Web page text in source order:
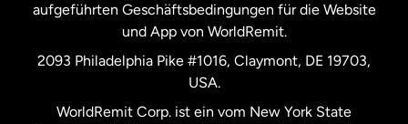
Vereinigte Staaten English
Vereinigte Staaten
aufgeführten Geschäftsbedingungen für die Website
und App von WorldRemit.
2093 Philadelphia Pike #1016, Claymont, DE 19703,
USA.
WorldRemit Corp. ist ein vom New York State